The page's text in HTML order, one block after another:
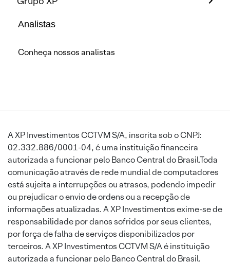
Analistas
Conheça nossos analistas
A XP Investimentos CCTVM S/A, inscrita sob o CNPJ:
02.332.886/0001-04, é uma instituição financeira
autorizada a funcionar pelo Banco Central do Brasil.Toda
comunicação através de rede mundial de computadores
está sujeita a interrupções ou atrasos, podendo impedir
ou prejudicar o envio de ordens ou a recepção de
informações atualizadas. A XP Investimentos exime-se de
responsabilidade por danos sofridos por seus clientes,
por força de falha de serviços disponibilizados por
terceiros. A XP Investimentos CCTVM S/A é instituição
autorizada a funcionar pelo Banco Central do Brasil.